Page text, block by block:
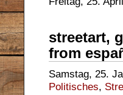
streetart,
from
Samstag, 25.
Politisches,